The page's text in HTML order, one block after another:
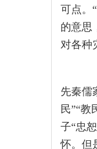
可点。
的意思
对各种
先秦儒
民”“教
子“忠
怀。但